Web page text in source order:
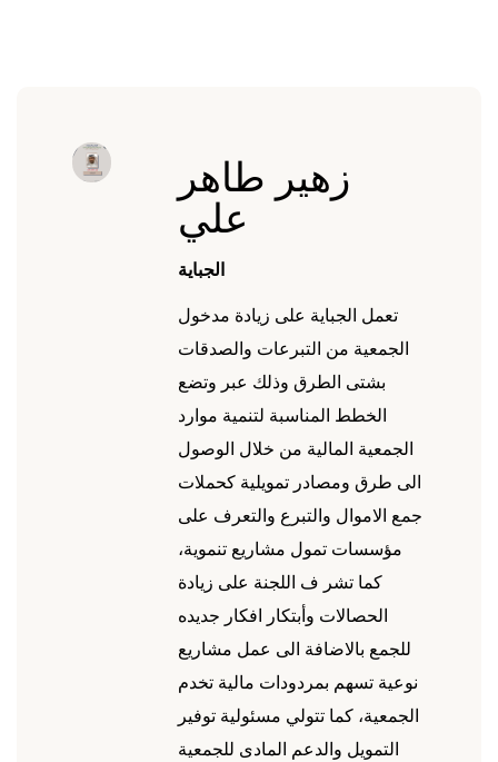
زهير طاهر
علي
الجباية
تعمل الجباية على زيادة مدخول
الجمعية من التبرعات والصدقات
بشتى الطرق وذلك عبر وتضع
الخطط المناسبة لتنمية موارد
الجمعية المالية من خلال الوصول
الى طرق ومصادر تمويلية كحملات
جمع الاموال والتبرع والتعرف على
مؤسسات تمول مشاريع تنموية،
كما تشر ف اللجنة على زيادة
الحصالات وأبتكار افكار جديده
للجمع بالاضافة الى عمل مشاريع
نوعية تسهم بمردودات مالية تخدم
الجمعية، كما تتولي مسئولية توفير
التمويل والدعم المادى للجمعية